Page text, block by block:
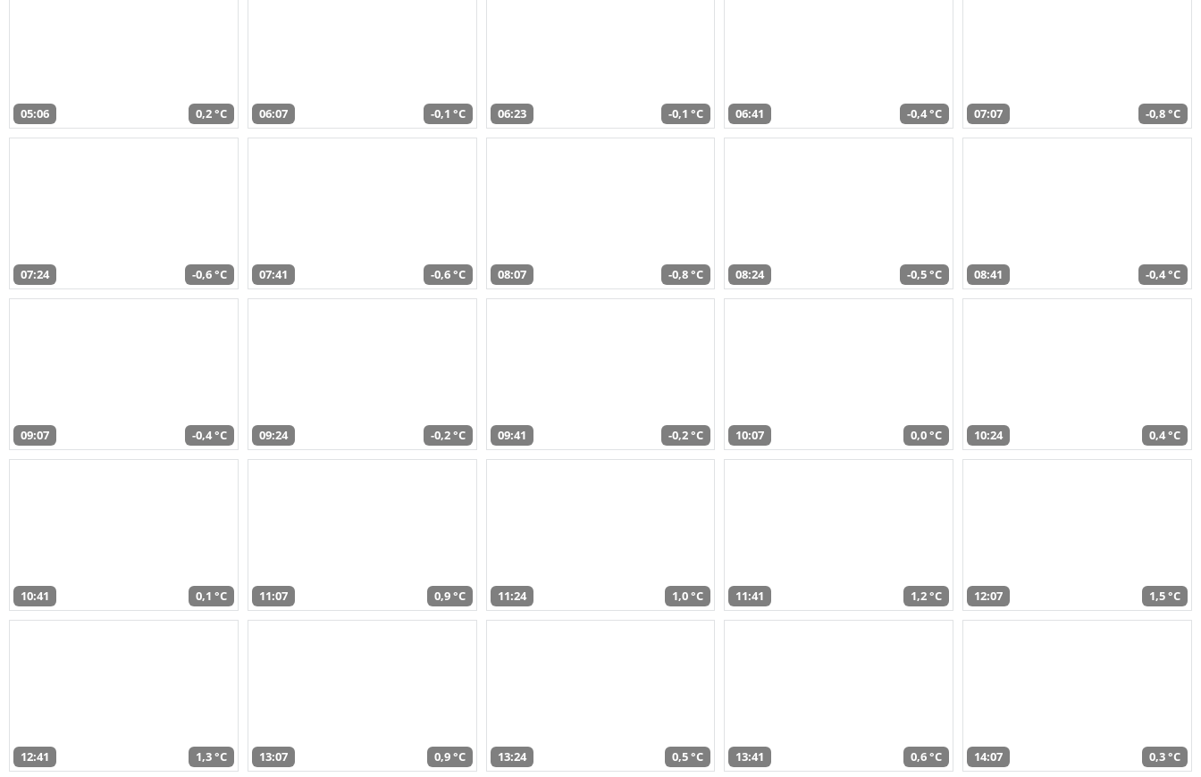
05:06 0,2 °C 06:07 -0,1 °C 06:23 -0,1 °C 06:41 -0,4 °C 07:07 -0,8 °C
07:24 -0,6 °C 07:41 -0,6 °C 08:07 -0,8 °C 08:24 -0,5 °C 08:41 -0,4 °C
09:07 -0,4 °C 09:24 -0,2 °C 09:41 -0,2 °C 10:07 0,0 °C 10:24 0,4 °C
10:41 0,1 °C 11:07 0,9 °C 11:24 1,0 °C 11:41 1,2 °C 12:07 1,5 °C
12:41 1,3 °C 13:07 0,9 °C 13:24 0,5 °C 13:41 0,6 °C 14:07 0,3 °C